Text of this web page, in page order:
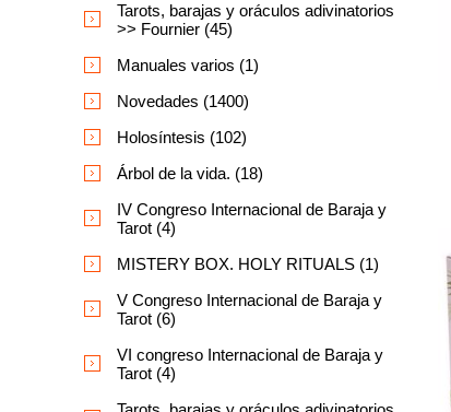
Tarots, barajas y oráculos adivinatorios
>> Fournier (45)
Manuales varios (1)
Novedades (1400)
Holosíntesis (102)
Árbol de la vida. (18)
IV Congreso Internacional de Baraja y
Tarot (4)
MISTERY BOX. HOLY RITUALS (1)
V Congreso Internacional de Baraja y
Tarot (6)
VI congreso Internacional de Baraja y
Tarot (4)